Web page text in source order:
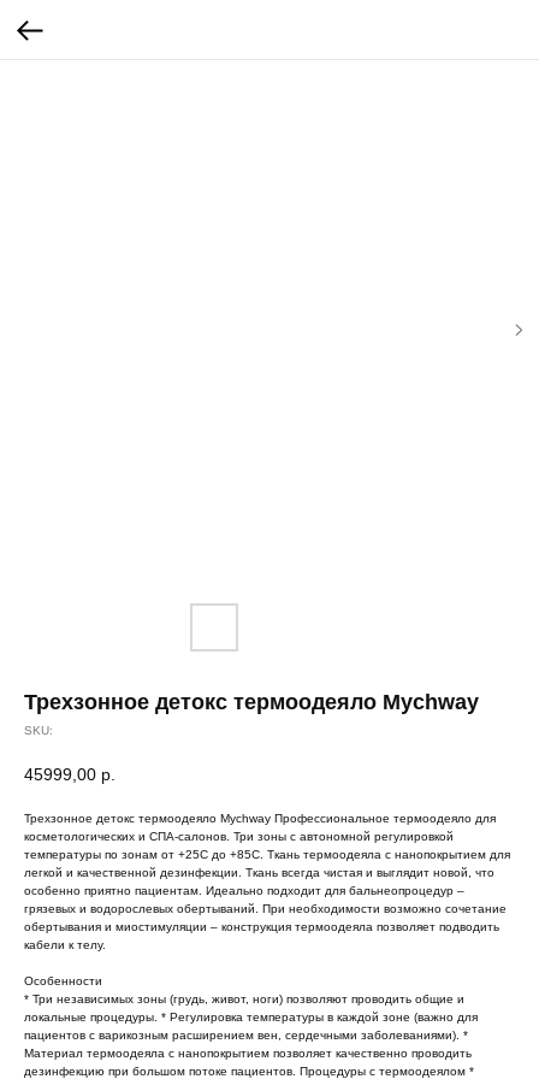
Трехзонное детокс термоодеяло Mychway
SKU:
45999,00 р.
Трехзонное детокс термоодеяло Mychway Профессиональное термоодеяло для
косметологических и СПА-салонов. Три зоны с автономной регулировкой
температуры по зонам от +25С до +85С. Ткань термоодеяла с нанопокрытием для
легкой и качественной дезинфекции. Ткань всегда чистая и выглядит новой, что
особенно приятно пациентам. Идеально подходит для бальнеопроцедур –
грязевых и водорослевых обертываний. При необходимости возможно сочетание
обертывания и миостимуляции – конструкция термоодеяла позволяет подводить
кабели к телу.
Особенности
* Три независимых зоны (грудь, живот, ноги) позволяют проводить общие и
локальные процедуры. * Регулировка температуры в каждой зоне (важно для
пациентов с варикозным расширением вен, сердечными заболеваниями). *
Материал термоодеяла с нанопокрытием позволяет качественно проводить
дезинфекцию при большом потоке пациентов. Процедуры с термоодеялом *